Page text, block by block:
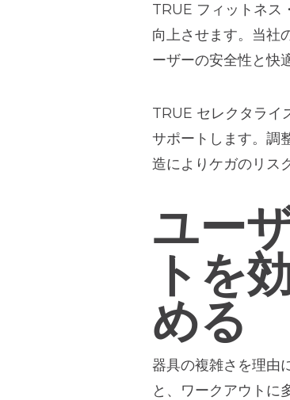
TRUE フィットネス
向上させます。当社
ーザーの安全性と快
TRUE セレクタライ
サポートします。調
造によりケガのリス
ユー
トを
める
器具の複雑さを理由
と、ワークアウトに